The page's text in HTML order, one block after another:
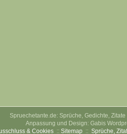
Spruechetante.de: Sprüche, Gedichte, Zitate
Anpassung und Design: Gabis
& Cookies:: Sitemap :: Sprüche,